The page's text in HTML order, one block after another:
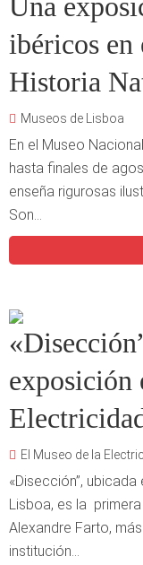
ibéricos en
Historia
Museos de Lisboa
En el Museo
hasta finales de
enseña rigurosas
Son...
exposición
El Museo de la
«Disección”,
Lisboa, es la
Alexandre Farto,
institución...